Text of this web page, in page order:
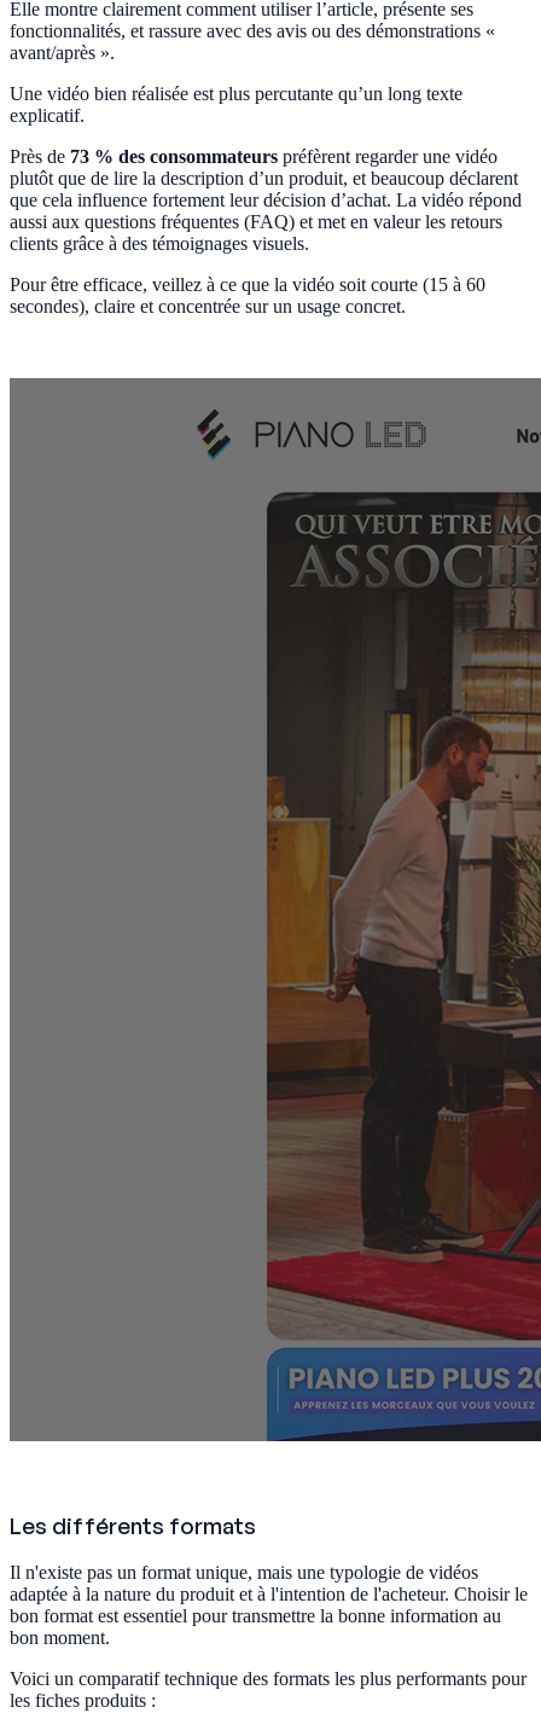
Elle montre clairement comment utiliser l’article, présente ses
fonctionnalités, et rassure avec des avis ou des démonstrations «
avant/après ».
Une vidéo bien réalisée est plus percutante qu’un long texte
explicatif.
Près de 73 % des consommateurs préfèrent regarder une vidéo
plutôt que de lire la description d’un produit, et beaucoup déclarent
que cela influence fortement leur décision d’achat. La vidéo répond
aussi aux questions fréquentes (FAQ) et met en valeur les retours
clients grâce à des témoignages visuels.
Pour être efficace, veillez à ce que la vidéo soit courte (15 à 60
secondes), claire et concentrée sur un usage concret.
Les différents formats
Il n'existe pas un format unique, mais une typologie de vidéos
adaptée à la nature du produit et à l'intention de l'acheteur. Choisir le
bon format est essentiel pour transmettre la bonne information au
bon moment.
Voici un comparatif technique des formats les plus performants pour
les fiches produits :